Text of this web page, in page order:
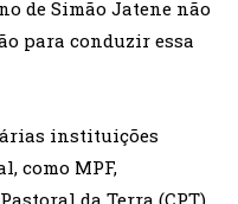
de Simão Jatene não
para conduzir essa
instituições
como MPF,
da Terra (CPT)